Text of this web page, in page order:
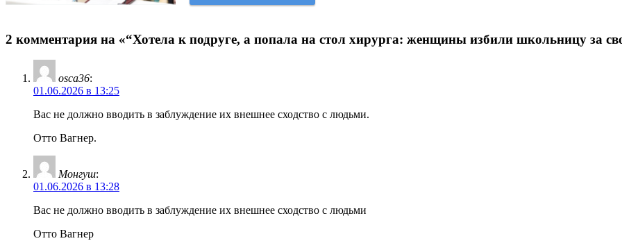
2 комментария на «“Хотела к подруге, а попала на стол хирурга: женщины избили школьницу за
osca36:
01.06.2026 в 13:25
Вас не должно вводить в заблуждение их внешнее сходство с людьми.
Отто Вагнер.
Монгуш:
01.06.2026 в 13:28
Вас не должно вводить в заблуждение их внешнее сходство с людьми
Отто Вагнер